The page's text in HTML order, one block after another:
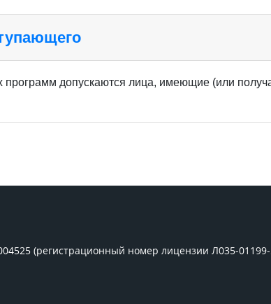
допускаются лица, имеющие (или
(регистрационный номер лицензии Л035-